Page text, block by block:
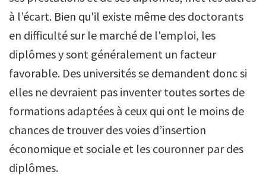
à l’écart. Bien qu'il existe même des doctorants
en difficulté sur le marché de l'emploi, les
diplômes y sont généralement un facteur
favorable. Des universités se demandent donc si
elles ne devraient pas inventer toutes sortes de
formations adaptées à ceux qui ont le moins de
chances de trouver des voies d’insertion
économique et sociale et les couronner par des
diplômes.